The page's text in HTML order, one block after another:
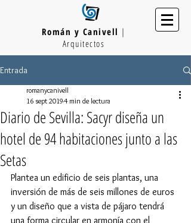
Román y Canivell |
Arquitectos
Entrada
Diario de Sevilla: Sacyr diseña un
hotel de 94 habitaciones junto a las
Setas
romanycanivell
16 sept 20194 min de lectura
Plantea un edificio de seis plantas, una
inversión de más de seis millones de euros
y un diseño que a vista de pájaro tendrá
una forma circular en armonía con el